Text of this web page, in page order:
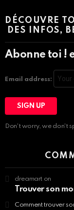
DÉCOUVRE
DES INFOS,
Abonne toi !
Email address:
Don't worry, we don't
dreamart on
Trouver son
Comment trouver